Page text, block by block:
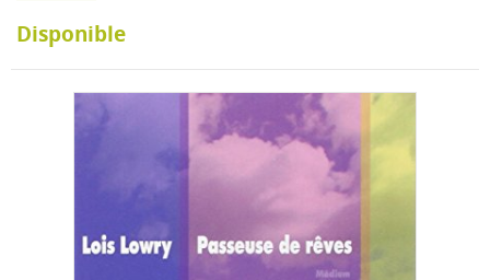
Disponible